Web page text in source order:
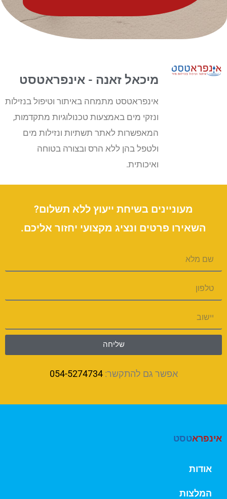
מיכאל זאנה - אינפראטסט
אינפראטסט מתמחה באיתור וטיפול בנזילות
ונזקי מים באמצעות טכנולוגיות מתקדמות,
המאפשרות לאתר תשתיות ונזילות מים
ולטפל בהן ללא הרס ובצורה בטוחה
ואיכותית.
מעוניינים בשיחת ייעוץ ללא תשלום?
השאירו פרטים ונציג מקצועי יחזור אליכם.
שליחה
אפשר גם להתקשר:054-5274734
אינפראטסט
אודות
המלצות